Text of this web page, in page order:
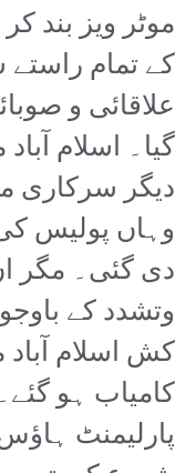
موٹر ویز بند
کے تمام
علاقائی و
گیا۔ اسلام
دیگر سرکاری
وہاں پولیس
دی گئی۔ مگر
کش اسلام آباد
کامیاب ہو
پارلیمنٹ